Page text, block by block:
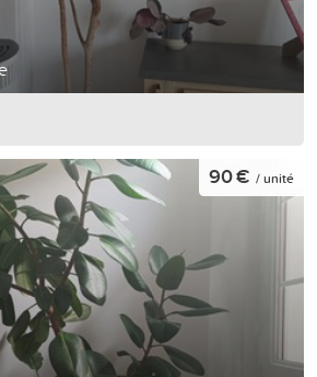
90 € / unité